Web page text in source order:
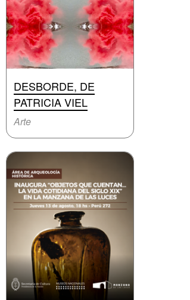
DESBORDE, DE
PATRICIA VIEL
Arte